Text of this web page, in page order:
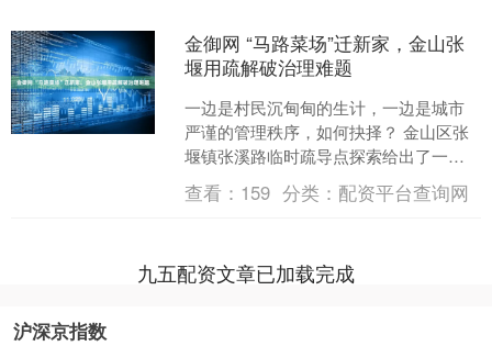
金御网 “马路菜场”迁新家，金山张
堰用疏解破治理难题
一边是村民沉甸甸的生计，一边是城市
严谨的管理秩序，如何抉择？ 金山区张
堰镇张溪路临时疏导点探索给出了一份
温暖而务实的答案。去年12月建成启用
的临时疏导点，700....
查看： 159 分类： 配资平台查询网
九五配资文章已加载完成
沪深京指数